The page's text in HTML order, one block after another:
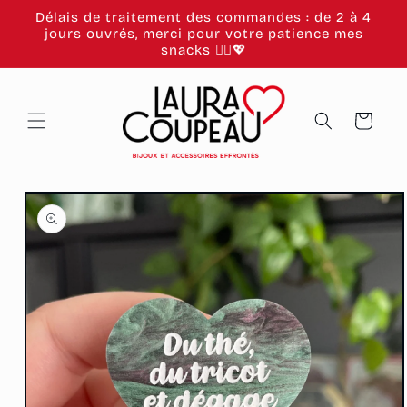
passer
Délais de traitement des commandes : de 2 à 4
jours ouvrés, merci pour votre patience mes
snacks 🙂‍↕️💖
Panier
Passer aux
informations
produits